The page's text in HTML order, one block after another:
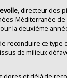
, directeur des
Méditerranée de
la deuxième
reconduire ce type
de milieux